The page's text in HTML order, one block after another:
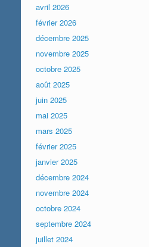
avril 2026
février 2026
décembre 2025
novembre 2025
octobre 2025
août 2025
juin 2025
mai 2025
mars 2025
février 2025
janvier 2025
décembre 2024
novembre 2024
octobre 2024
septembre 2024
juillet 2024